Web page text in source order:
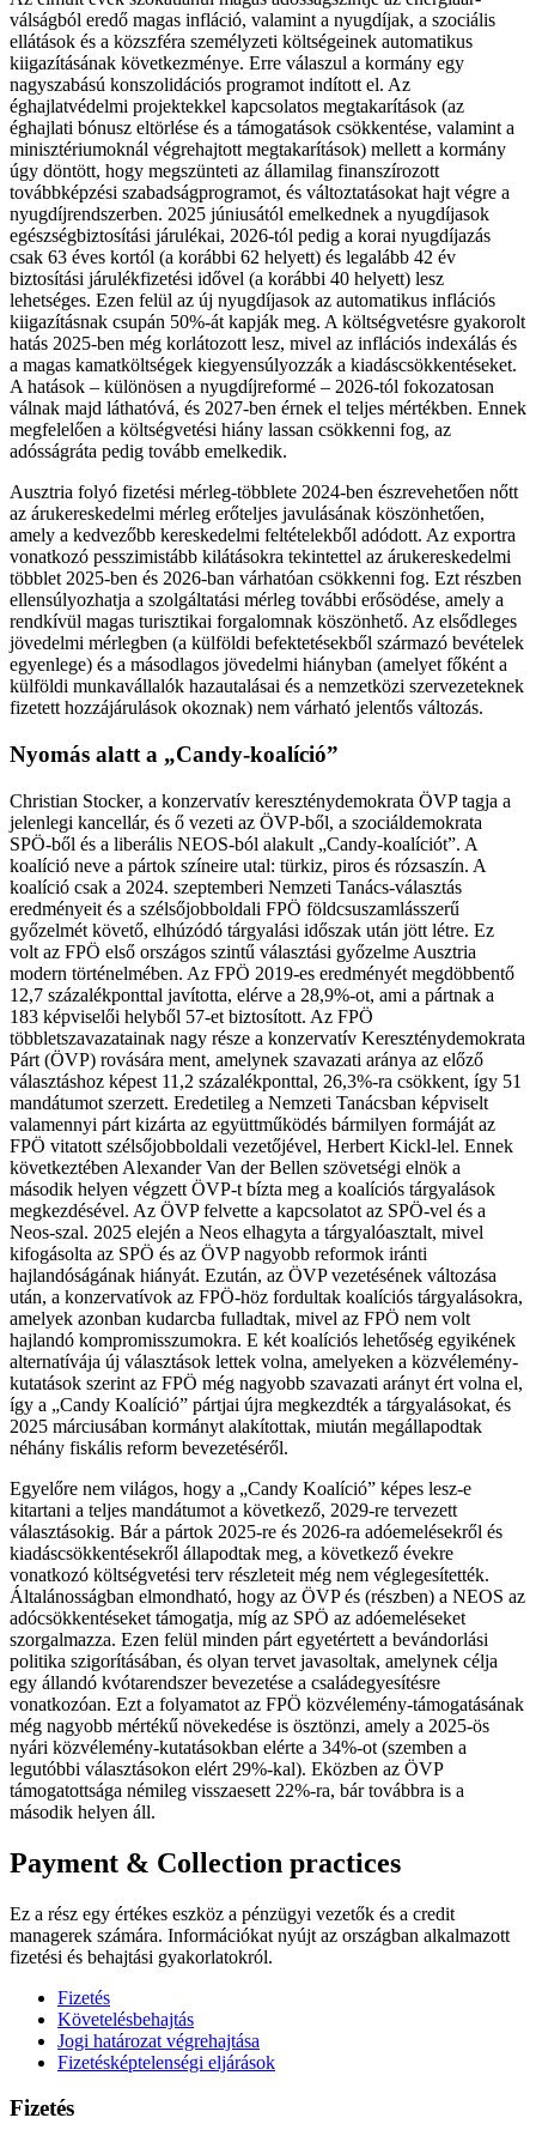
válságból eredő magas infláció, valamint a nyugdíjak, a szociális
ellátások és a közszféra személyzeti költségeinek automatikus
kiigazításának következménye. Erre válaszul a kormány egy
nagyszabású konszolidációs programot indított el. Az
éghajlatvédelmi projektekkel kapcsolatos megtakarítások (az
éghajlati bónusz eltörlése és a támogatások csökkentése, valamint a
minisztériumoknál végrehajtott megtakarítások) mellett a kormány
úgy döntött, hogy megszünteti az államilag finanszírozott
továbbképzési szabadságprogramot, és változtatásokat hajt végre a
nyugdíjrendszerben. 2025 júniusától emelkednek a nyugdíjasok
egészségbiztosítási járulékai, 2026-tól pedig a korai nyugdíjazás
csak 63 éves kortól (a korábbi 62 helyett) és legalább 42 év
biztosítási járulékfizetési idővel (a korábbi 40 helyett) lesz
lehetséges. Ezen felül az új nyugdíjasok az automatikus inflációs
kiigazításnak csupán 50%-át kapják meg. A költségvetésre gyakorolt
hatás 2025-ben még korlátozott lesz, mivel az inflációs indexálás és
a magas kamatköltségek kiegyensúlyozzák a kiadáscsökkentéseket.
A hatások – különösen a nyugdíjreformé – 2026-tól fokozatosan
válnak majd láthatóvá, és 2027-ben érnek el teljes mértékben. Ennek
megfelelően a költségvetési hiány lassan csökkenni fog, az
adósságráta pedig tovább emelkedik.
Ausztria folyó fizetési mérleg-többlete 2024-ben észrevehetően nőtt
az árukereskedelmi mérleg erőteljes javulásának köszönhetően,
amely a kedvezőbb kereskedelmi feltételekből adódott. Az exportra
vonatkozó pesszimistább kilátásokra tekintettel az árukereskedelmi
többlet 2025-ben és 2026-ban várhatóan csökkenni fog. Ezt részben
ellensúlyozhatja a szolgáltatási mérleg további erősödése, amely a
rendkívül magas turisztikai forgalomnak köszönhető. Az elsődleges
jövedelmi mérlegben (a külföldi befektetésekből származó bevételek
egyenlege) és a másodlagos jövedelmi hiányban (amelyet főként a
külföldi munkavállalók hazautalásai és a nemzetközi szervezeteknek
fizetett hozzájárulások okoznak) nem várható jelentős változás.
Nyomás alatt a „Candy-koalíció”
Christian Stocker, a konzervatív kereszténydemokrata ÖVP tagja a
jelenlegi kancellár, és ő vezeti az ÖVP-ből, a szociáldemokrata
SPÖ-ből és a liberális NEOS-ból alakult „Candy-koalíciót”. A
koalíció neve a pártok színeire utal: türkiz, piros és rózsaszín. A
koalíció csak a 2024. szeptemberi Nemzeti Tanács-választás
eredményeit és a szélsőjobboldali FPÖ földcsuszamlásszerű
győzelmét követő, elhúzódó tárgyalási időszak után jött létre. Ez
volt az FPÖ első országos szintű választási győzelme Ausztria
modern történelmében. Az FPÖ 2019-es eredményét megdöbbentő
12,7 százalékponttal javította, elérve a 28,9%-ot, ami a pártnak a
183 képviselői helyből 57-et biztosított. Az FPÖ
többletszavazatainak nagy része a konzervatív Kereszténydemokrata
Párt (ÖVP) rovására ment, amelynek szavazati aránya az előző
választáshoz képest 11,2 százalékponttal, 26,3%-ra csökkent, így 51
mandátumot szerzett. Eredetileg a Nemzeti Tanácsban képviselt
valamennyi párt kizárta az együttműködés bármilyen formáját az
FPÖ vitatott szélsőjobboldali vezetőjével, Herbert Kickl-lel. Ennek
következtében Alexander Van der Bellen szövetségi elnök a
második helyen végzett ÖVP-t bízta meg a koalíciós tárgyalások
megkezdésével. Az ÖVP felvette a kapcsolatot az SPÖ-vel és a
Neos-szal. 2025 elején a Neos elhagyta a tárgyalóasztalt, mivel
kifogásolta az SPÖ és az ÖVP nagyobb reformok iránti
hajlandóságának hiányát. Ezután, az ÖVP vezetésének változása
után, a konzervatívok az FPÖ-höz fordultak koalíciós tárgyalásokra,
amelyek azonban kudarcba fulladtak, mivel az FPÖ nem volt
hajlandó kompromisszumokra. E két koalíciós lehetőség egyikének
alternatívája új választások lettek volna, amelyeken a közvélemény-
kutatások szerint az FPÖ még nagyobb szavazati arányt ért volna el,
így a „Candy Koalíció” pártjai újra megkezdték a tárgyalásokat, és
2025 márciusában kormányt alakítottak, miután megállapodtak
néhány fiskális reform bevezetéséről.
Egyelőre nem világos, hogy a „Candy Koalíció” képes lesz-e
kitartani a teljes mandátumot a következő, 2029-re tervezett
választásokig. Bár a pártok 2025-re és 2026-ra adóemelésekről és
kiadáscsökkentésekről állapodtak meg, a következő évekre
vonatkozó költségvetési terv részleteit még nem véglegesítették.
Általánosságban elmondható, hogy az ÖVP és (részben) a NEOS az
adócsökkentéseket támogatja, míg az SPÖ az adóemeléseket
szorgalmazza. Ezen felül minden párt egyetértett a bevándorlási
politika szigorításában, és olyan tervet javasoltak, amelynek célja
egy állandó kvótarendszer bevezetése a családegyesítésre
vonatkozóan. Ezt a folyamatot az FPÖ közvélemény-támogatásának
még nagyobb mértékű növekedése is ösztönzi, amely a 2025-ös
nyári közvélemény-kutatásokban elérte a 34%-ot (szemben a
legutóbbi választásokon elért 29%-kal). Eközben az ÖVP
támogatottsága némileg visszaesett 22%-ra, bár továbbra is a
második helyen áll.
Payment & Collection practices
Ez a rész egy értékes eszköz a pénzügyi vezetők és a credit
managerek számára. Információkat nyújt az országban alkalmazott
fizetési és behajtási gyakorlatokról.
Fizetés
Követelésbehajtás
Jogi határozat végrehajtása
Fizetésképtelenségi eljárások
Fizetés